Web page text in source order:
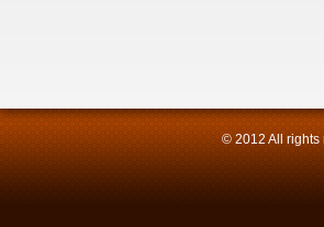
© 2012 All rights